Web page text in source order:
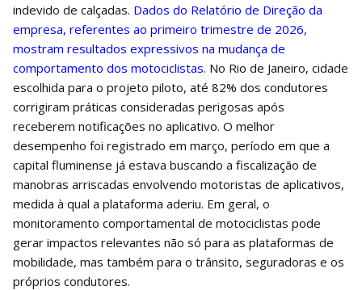
indevido de calçadas. Dados do Relatório de Direção da
empresa, referentes ao primeiro trimestre de 2026,
mostram resultados expressivos na mudança de
comportamento dos motociclistas. No Rio de Janeiro, cidade
escolhida para o projeto piloto, até 82% dos condutores
corrigiram práticas consideradas perigosas após
receberem notificações no aplicativo. O melhor
desempenho foi registrado em março, período em que a
capital fluminense já estava buscando a fiscalização de
manobras arriscadas envolvendo motoristas de aplicativos,
medida à qual a plataforma aderiu. Em geral, o
monitoramento comportamental de motociclistas pode
gerar impactos relevantes não só para as plataformas de
mobilidade, mas também para o trânsito, seguradoras e os
próprios condutores.